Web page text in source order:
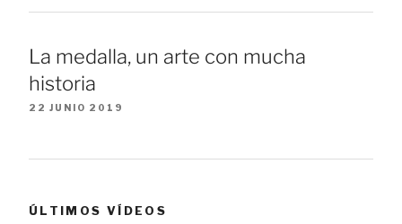
La medalla, un arte con mucha
historia
22 JUNIO 2019
ÚLTIMOS VÍDEOS